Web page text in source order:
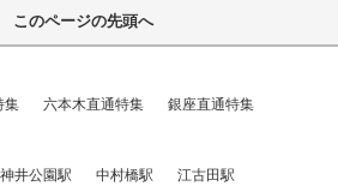
このページの先頭へ
集 六本木直通特集 銀座直通特集
井公園駅 中村橋駅
江古田駅